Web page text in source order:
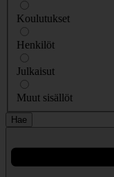
Koulutukset
Henkilöt
Julkaisut
Muut sisällöt